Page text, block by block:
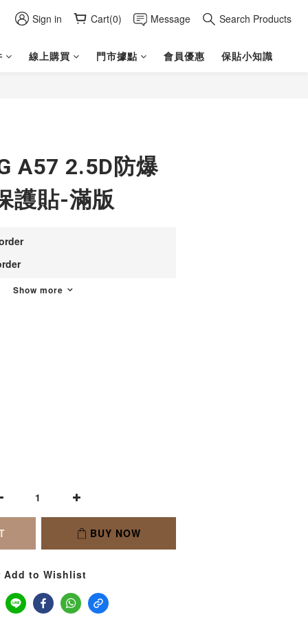
Sign in Cart(0) Message Search Products
線上購買 門市據點 會員優惠 保貼小知識
A57 2.5D防爆
護貼-滿版
Show more
BUY NOW
Add to Wishlist